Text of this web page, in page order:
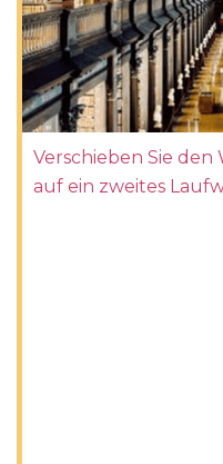
Verschieben Sie den
auf ein zweites